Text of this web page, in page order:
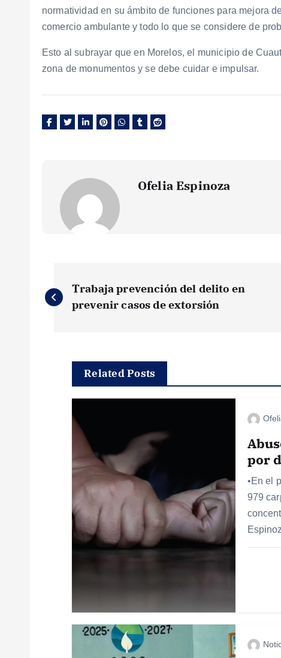
normatividad en su ámbito de funciones para mejora
comercio ambulante y todo lo que se considere de
Esto al subrayar que en Morelos, el municipio de
zona de monumentos y se debe cuidar e impulsar.
Ofelia Espinoza
a
Trabaja prevención del delito en
prevenir casos de extorsión
Related Posts
por
•En el
979